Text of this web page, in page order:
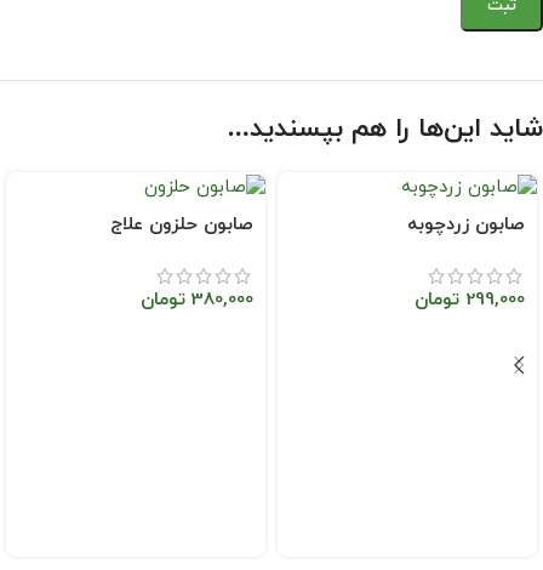
شاید این‌ها را هم بپسندید…
صابون زردچوبه
299,000 تومان
صابون حلزون علاج
380,000 تومان